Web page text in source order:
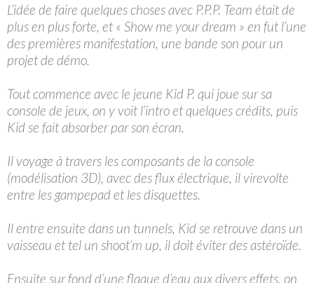
L’idée de faire quelques choses avec P.P.P. Team était de
plus en plus forte, et « Show me your dream » en fut l’une
des premières manifestation, une bande son pour un
projet de démo.
Tout commence avec le jeune Kid P. qui joue sur sa
console de jeux, on y voit l’intro et quelques crédits, puis
Kid se fait absorber par son écran.
Il voyage à travers les composants de la console
(modélisation 3D), avec des flux électrique, il virevolte
entre les gampepad et les disquettes.
Il entre ensuite dans un tunnels, Kid se retrouve dans un
vaisseau et tel un shoot’m up, il doit éviter des astéroïde.
Ensuite sur fond d’une flaque d’eau aux divers effets, on